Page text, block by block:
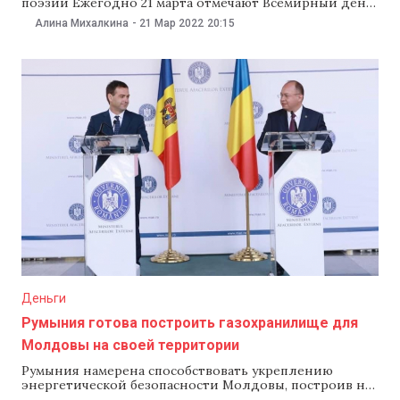
поэзии. И хотя сегодня эта дата может затеряться
среди военных сводок, а кто-то скажет, что миру
Владимиром (Вадимом) Елени — фармацевтом из
Молдовы, который пишет
Алина Михалкина - 21 Мар 2022 20:15
Деньги
Румыния готова построить газохранилище для
Молдовы на своей территории
Румыния намерена способствовать укреплению
энергетической безопасности Молдовы, построив на